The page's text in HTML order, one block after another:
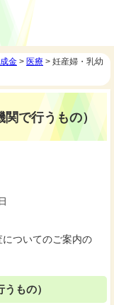
金 > 医療 > 妊産婦・乳幼
で行うもの）
ついてのご案内の
もの）